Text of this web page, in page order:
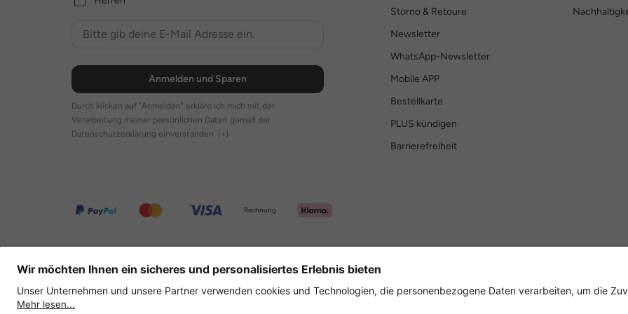
Anmelden und Sparen
Durch klicken auf "Anmelden" erkläre ich mich mit der
Verarbeitung meiner persönlichen Daten gemäß der
Datenschutzerklärung einverstanden. [+]
Storno & Retoure
Newsletter
WhatsApp-Newsletter
Mobile APP
Bestellkarte
PLUS kündigen
Barrierefreiheit
Rechnung
Sicher einkaufen mit